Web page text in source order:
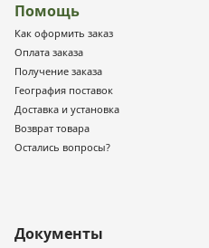
Помощь
Как оформить заказ
Оплата заказа
Получение заказа
География поставок
Доставка и установка
Возврат товара
Остались вопросы?
Документы